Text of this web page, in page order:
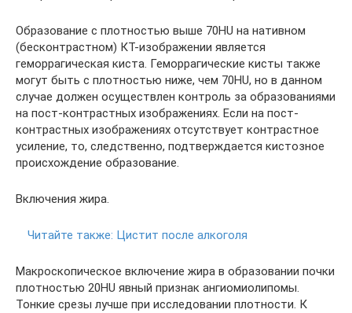
Образование с плотностью выше 70HU на нативном
(бесконтрастном) КТ-изображении является
геморрагическая киста. Геморрагические кисты также
могут быть с плотностью ниже, чем 70HU, но в данном
случае должен осуществлен контроль за образованиями
на пост-контрастных изображениях. Если на пост-
контрастных изображениях отсутствует контрастное
усиление, то, следственно, подтверждается кистозное
происхождение образование.
Включения жира.
Читайте также: Цистит после алкоголя
Макроскопическое включение жира в образовании почки
плотностью 20HU явный признак ангиомиолипомы.
Тонкие срезы лучше при исследовании плотности. К